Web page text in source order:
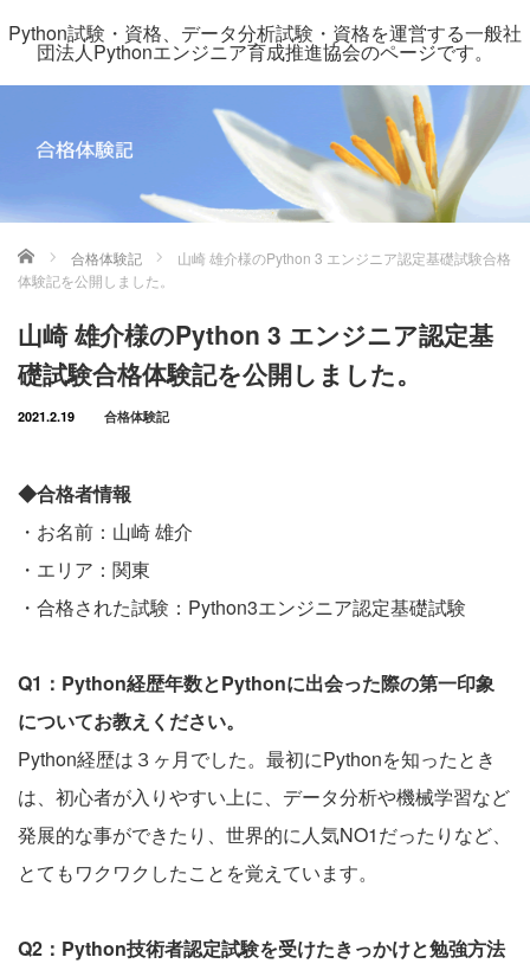
Python試験・資格、データ分析試験・資格を運営する一般社
団法人Pythonエンジニア育成推進協会のページです。
ホーム 合格体験記
山崎 雄介様のPython 3 エンジニア認定基礎試験合格
体験記を公開しました。
山崎 雄介様のPython 3 エンジニア認定基
礎試験合格体験記を公開しました。
2021.2.19 合格体験記
◆合格者情報
・お名前：山崎 雄介
・エリア：関東
・合格された試験：Python3エンジニア認定基礎試験
Q1：Python経歴年数とPythonに出会った際の第一印象
についてお教えください。
Python経歴は３ヶ月でした。最初にPythonを知ったとき
は、初心者が入りやすい上に、データ分析や機械学習など
発展的な事ができたり、世界的に人気NO1だったりなど、
とてもワクワクしたことを覚えています。
Q2：Python技術者認定試験を受けたきっかけと勉強方法